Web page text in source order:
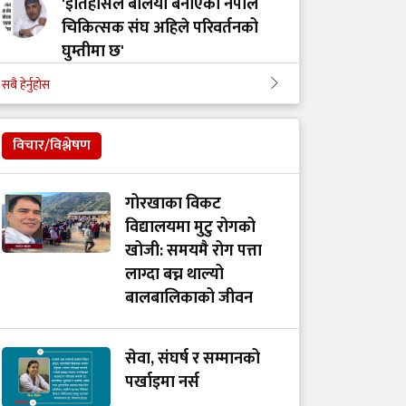
चिकित्सक संघ अहिले परिवर्तनको
घुम्तीमा छ'
‘टिम मंगल' चुनावी समूह मात्र थिएन,
मेडिकल मुभमेन्ट हो : डा. मंगल रावल
'हरेक टाउको दुखाइ ब्रेन ट्युमर होइन,
यी लक्षणहरू देखिए हुनसक्छ जोखिम'
डा. अमात्यलाई प्रश्न– धेरै हेडफोन वा
इयरफोनको प्रयोगले कानमा असर
गर्छ ?
सबै हेर्नुहोस
विचार/विश्लेषण
गोरखाका विकट
विद्यालयमा मुटु रोगको
खोजी: समयमै रोग पत्ता
लाग्दा बच्न थाल्यो
बालबालिकाको जीवन
सेवा, संघर्ष र सम्मानको
पर्खाइमा नर्स